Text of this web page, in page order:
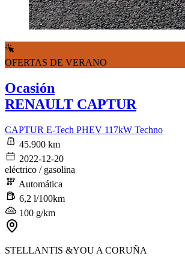
OFERTAS DE VERANO
Ocasión
RENAULT CAPTUR
CAPTUR E-Tech PHEV 117kW Techno
45.900 km
2022-12-20
eléctrico / gasolina
Automática
6,2 l/100km
100 g/km
STELLANTIS &YOU A CORUÑA